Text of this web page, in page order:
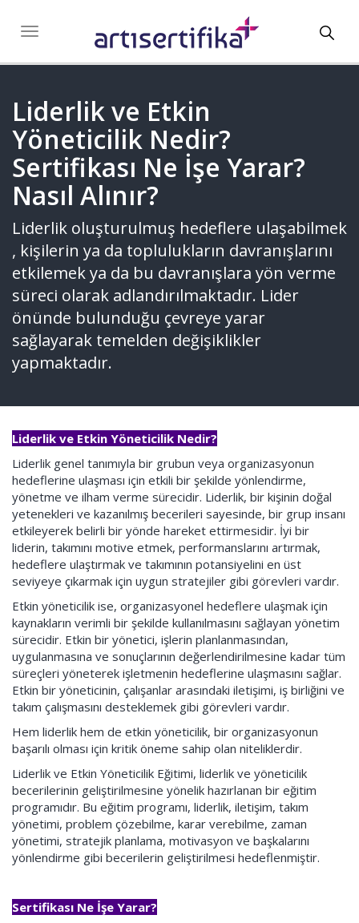
Toggle
Liderlik ve Etkin
Yöneticilik Nedir?
Sertifikası Ne İşe Yarar?
Nasıl Alınır?
Liderlik oluşturulmuş hedeflere ulaşabilmek
, kişilerin ya da toplulukların davranışlarını
etkilemek ya da bu davranışlara yön verme
süreci olarak adlandırılmaktadır. Lider
önünde bulunduğu çevreye yarar
sağlayarak temelden değişiklikler
yapmaktadır.
Liderlik ve Etkin Yöneticilik Nedir?
Liderlik genel tanımıyla bir grubun veya organizasyonun
hedeflerine ulaşması için etkili bir şekilde yönlendirme,
yönetme ve ilham verme sürecidir. Liderlik, bir kişinin doğal
yetenekleri ve kazanılmış becerileri sayesinde, bir grup insanı
etkileyerek belirli bir yönde hareket ettirmesidir. İyi bir
liderin, takımını motive etmek, performanslarını artırmak,
hedeflere ulaştırmak ve takımının potansiyelini en üst
seviyeye çıkarmak için uygun stratejiler gibi görevleri vardır.
Etkin yöneticilik ise, organizasyonel hedeflere ulaşmak için
kaynakların verimli bir şekilde kullanılmasını sağlayan yönetim
sürecidir. Etkin bir yönetici, işlerin planlanmasından,
uygulanmasına ve sonuçlarının değerlendirilmesine kadar tüm
süreçleri yöneterek işletmenin hedeflerine ulaşmasını sağlar.
Etkin bir yöneticinin, çalışanlar arasındaki iletişimi, iş birliğini ve
takım çalışmasını desteklemek gibi görevleri vardır.
Hem liderlik hem de etkin yöneticilik, bir organizasyonun
başarılı olması için kritik öneme sahip olan niteliklerdir.
Liderlik ve Etkin Yöneticilik Eğitimi, liderlik ve yöneticilik
becerilerinin geliştirilmesine yönelik hazırlanan bir eğitim
programıdır. Bu eğitim programı, liderlik, iletişim, takım
yönetimi, problem çözebilme, karar verebilme, zaman
yönetimi, stratejik planlama, motivasyon ve başkalarını
yönlendirme gibi becerilerin geliştirilmesi hedeflenmiştir.
Sertifikası Ne İşe Yarar?